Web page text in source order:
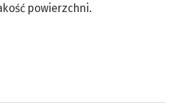
powierzchni.